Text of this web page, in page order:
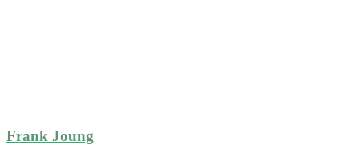
Frank Joung